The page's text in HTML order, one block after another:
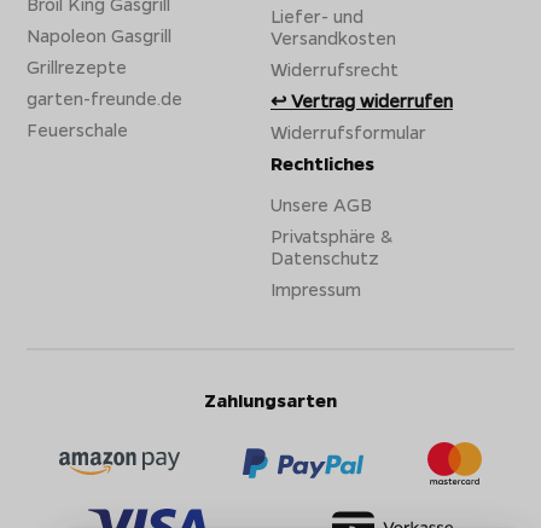
Napoleon Gasgrill
Grillrezepte
garten-freunde.de
Feuerschale
Liefer- und
Versandkosten
Widerrufsrecht
Vertrag widerrufen
Widerrufsformular
Rechtliches
Unsere AGB
Privatsphäre &
Datenschutz
Impressum
Zahlungsarten